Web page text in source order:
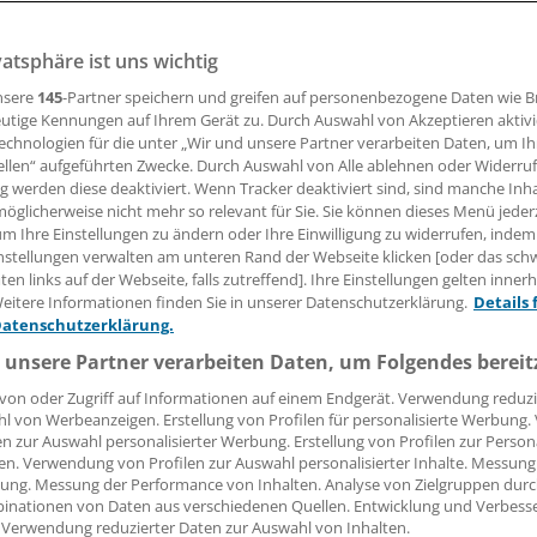
Mindestfallzahlen für die Behandlung von
sind zu niedrig. Wie die Expertise
gute interdisziplinäre Zusammenarbeit aussieht, das
Leserin, lieber Leser,
Beitrag können Sie lesen, sobald Sie sich
Jetzt anmelden »
Problem beim Login?
ist mit wenigen Klicks erledigt und kostenlos.
des kostenlosen Login:
Analysen, Hintergründe und Infografiken
ist uns wichtig
145-Partner speichern und greifen auf personenbezogene Daten wie
Kennungen auf Ihrem Gerät zu. Durch Auswahl von Akzeptieren
für die unter „Wir und unsere Partner verarbeiten Daten, um
aufgeführten Zwecke. Durch Auswahl von Alle ablehnen oder
werden diese deaktiviert. Wenn Tracker deaktiviert sind, sind manche
nicht mehr so relevant für Sie. Sie können dieses Menü
Ihre Einstellungen zu ändern oder Ihre Einwilligung zu widerrufen, indem
verwalten am unteren Rand der Webseite klicken [oder das
links auf der Webseite, falls zutreffend]. Ihre Einstellungen gelten
Informationen finden Sie in unserer Datenschutzerklärung. Details
Partner verarbeiten Daten, um Folgendes
oder Zugriff auf Informationen auf einem Endgerät. Verwendung
von Werbeanzeigen. Erstellung von Profilen für personalisierte
zur Auswahl personalisierter Werbung. Erstellung von Profilen zur
Verwendung von Profilen zur Auswahl personalisierter Inhalte.
Messung der Performance von Inhalten. Analyse von Zielgruppen
von Daten aus verschiedenen Quellen. Entwicklung und
reduzierter Daten zur Auswahl von Inhalten.